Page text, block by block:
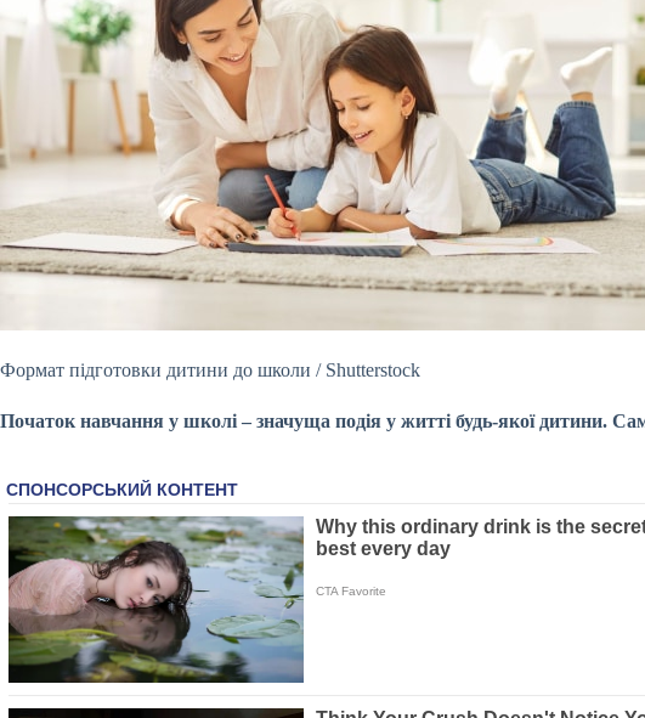
Формат підготовки дитини до школи / Shutterstock
Початок навчання у школі – значуща подія у житті будь-якої дитини.